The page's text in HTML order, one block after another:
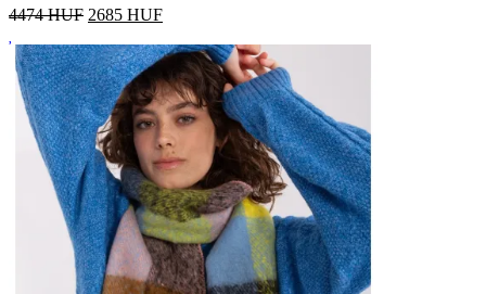
4474 HUF 2685 HUF